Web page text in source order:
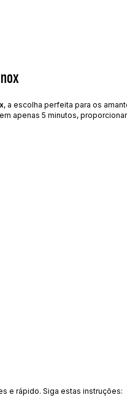
, a escolha perfeita para os
apenas 5 minutos,
e rápido. Siga estas instruções: